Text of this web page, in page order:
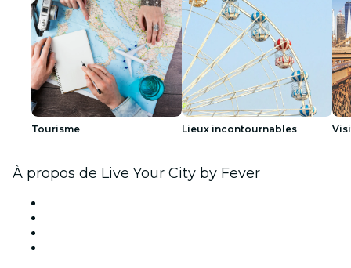
Tourisme Lieux incontournables
À propos de Live Your City by Fever